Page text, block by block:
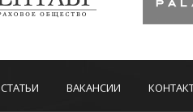
СТАТЬИ ВАКАНСИИ